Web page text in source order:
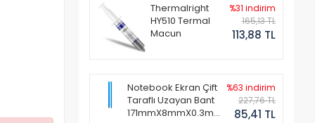
Thermalright
HY510 Termal
Macun
%31 indirim
165,13 TL
113,88 TL
Notebook Ekran Çift
Taraflı Uzayan Bant
171mmX8mmX0.3mm
%63 indirim
227,76 TL
85,41 TL